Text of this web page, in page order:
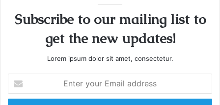
Subscribe to our mailing list to
get the new updates!
Lorem ipsum dolor sit amet, consectetur.
t